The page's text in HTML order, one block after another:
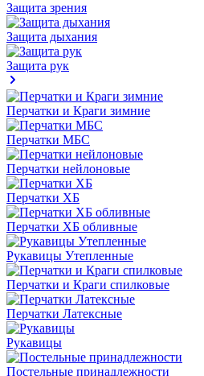
Защита зрения
Защита дыхания
Защита рук
Перчатки и Краги зимние
Перчатки МБС
Перчатки нейлоновые
Перчатки ХБ
Перчатки ХБ обливные
Рукавицы Утепленные
Перчатки и Краги спилковые
Перчатки Латексные
Рукавицы
Постельные принадлежности